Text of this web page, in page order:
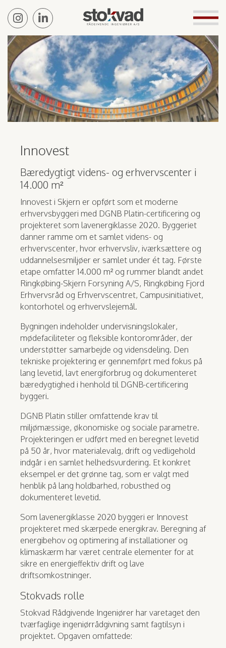
Innovest
Bæredygtigt videns- og erhvervscenter i
14.000 m²
Innovest i Skjern er opført som et moderne
erhvervsbyggeri med DGNB Platin-certificering og
projekteret som lavenergiklasse 2020. Byggeriet
danner ramme om et samlet videns- og
erhvervscenter, hvor erhvervsliv, iværksættere og
uddannelsesmiljøer er samlet under ét tag. Første
etape omfatter 14.000 m² og rummer blandt andet
Ringkøbing-Skjern Forsyning A/S, Ringkøbing Fjord
Erhvervsråd og Erhvervscentret, Campusinitiativet,
kontorhotel og erhvervslejemål.
Bygningen indeholder undervisningslokaler,
mødefaciliteter og fleksible kontorområder, der
understøtter samarbejde og vidensdeling. Den
tekniske projektering er gennemført med fokus på
lang levetid, lavt energiforbrug og dokumenteret
bæredygtighed i henhold til DGNB-certificering
byggeri.
DGNB Platin stiller omfattende krav til
miljømæssige, økonomiske og sociale parametre.
Projekteringen er udført med en beregnet levetid
på 50 år, hvor materialevalg, drift og vedligehold
indgår i en samlet helhedsvurdering. Et konkret
eksempel er det grønne tag, som er valgt med
henblik på lang holdbarhed, robusthed og
dokumenteret levetid.
Som lavenergiklasse 2020 byggeri er Innovest
projekteret med skærpede energikrav. Beregning af
energibehov og optimering af installationer og
klimaskærm har været centrale elementer for at
sikre en energieffektiv drift og lave
driftsomkostninger.
Stokvads rolle
Stokvad Rådgivende Ingeniører har varetaget den
tværfaglige ingeniørrådgivning samt fagtilsyn i
projektet. Opgaven omfattede: